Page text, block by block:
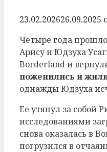
23.02.202626.09.2025
Четыре года
Арису и Юдзуха
Borderland и
поженились и
однажды Юдзуха
Ее утянул за собой
исследованиями
снова оказалась в
погрузился в